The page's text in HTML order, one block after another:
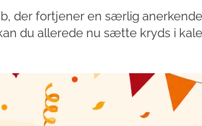
der fortjener en særlig
du allerede nu sætte kryds i